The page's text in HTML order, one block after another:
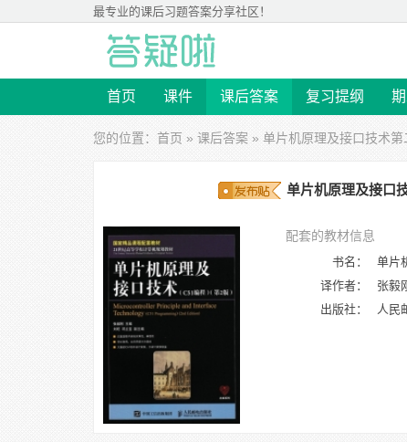
最专业的课后习题答案分享社区！
首页 课件 课后答案 复习提纲
您的位置： 首页 » 课后答案 » 单片机原理及接口技术第
单片机原理及接口
配套的教材信息
书名：
单片
译作者：
张毅
出版社：
人民